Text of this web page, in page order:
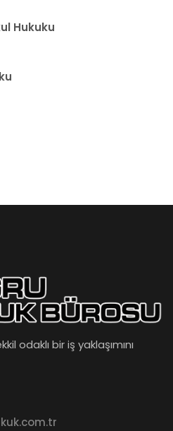
Hukuku
odaklı bir iş yaklaşımını